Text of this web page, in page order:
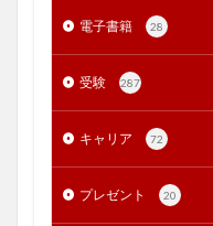
電子書籍 28
受験 287
キャリア 72
プレゼント 20